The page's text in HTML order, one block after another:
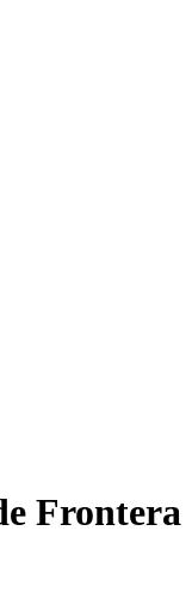
Frontera